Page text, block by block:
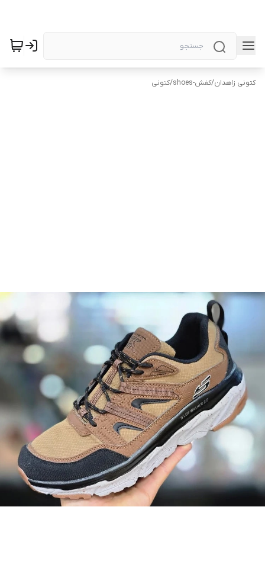
کتونی زاهدان/کفش-shoes /کتونی